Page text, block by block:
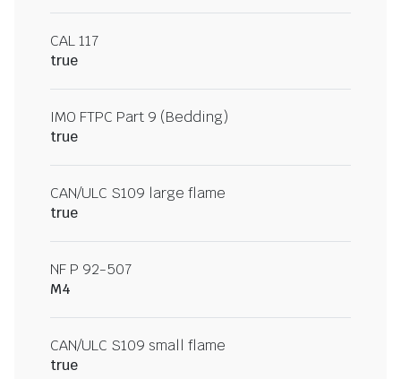
CAL 117
true
IMO FTPC Part 9 (Bedding)
true
CAN/ULC S109 large flame
true
NF P 92-507
M4
CAN/ULC S109 small flame
true